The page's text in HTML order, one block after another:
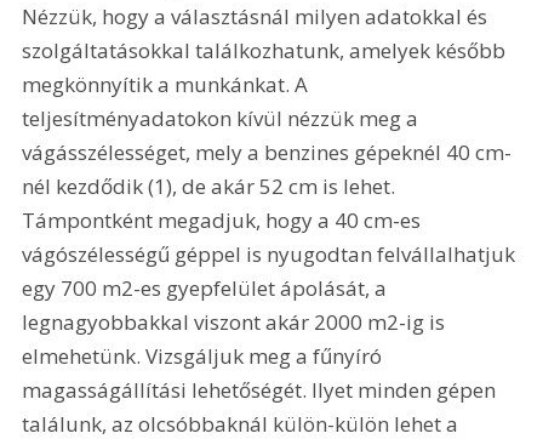
Nézzük, hogy a választásnál milyen adatokkal és
szolgáltatásokkal találkozhatunk, amelyek később
megkönnyítik a munkánkat. A
teljesítményadatokon kívül nézzük meg a
vágásszélességet, mely a benzines gépeknél 40 cm-
nél kezdődik (1), de akár 52 cm is lehet.
Támpontként megadjuk, hogy a 40 cm-es
vágószélességű géppel is nyugodtan felvállalhatjuk
egy 700 m2-es gyepfelület ápolását, a
legnagyobbakkal viszont akár 2000 m2-ig is
elmehetünk. Vizsgáljuk meg a fűnyíró
magasságállítási lehetőségét. Ilyet minden gépen
találunk, az olcsóbbaknál külön-külön lehet a